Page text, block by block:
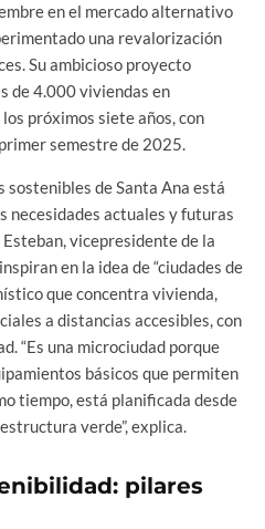
en el mercado alternativo
una revalorización
Su ambicioso proyecto
de 4.000 viviendas en
próximos siete años, con
semestre de 2025.
sostenibles de Santa Ana está
necesidades actuales y futuras
vicepresidente de la
en la idea de “ciudades de
que concentra vivienda,
a distancias accesibles, con
“Es una microciudad porque
básicos que permiten
tiempo, está planificada desde
verde”, explica.
pilares